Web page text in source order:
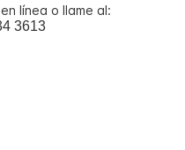
línea o llame al:
3613